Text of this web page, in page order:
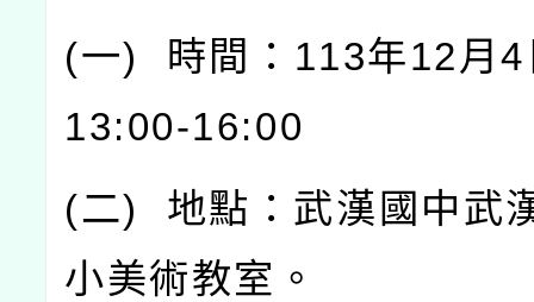
(一) 時間： 113年12月4
13:00-16:00
(二) 地點：武漢國中武
小美術教室。